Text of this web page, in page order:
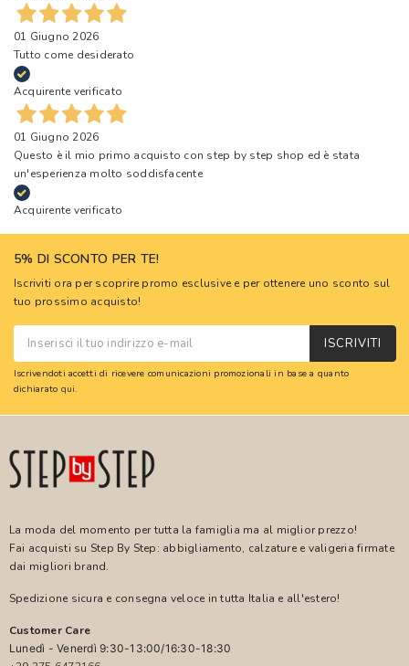
01 Giugno 2026
Tutto come desiderato
Acquirente verificato
01 Giugno 2026
Questo è il mio primo acquisto con step by step shop ed è stata
un'esperienza molto soddisfacente
Acquirente verificato
5% DI SCONTO PER TE!
Iscriviti ora per scoprire promo esclusive e per ottenere uno sconto sul
tuo prossimo acquisto!
ISCRIVITI
Iscrivendoti accetti di ricevere comunicazioni promozionali in base a quanto
dichiarato qui.
La moda del momento per tutta la famiglia ma al miglior prezzo!
Fai acquisti su Step By Step: abbigliamento, calzature e valigeria firmate
dai migliori brand.
Spedizione sicura e consegna veloce in tutta Italia e all'estero!
Customer Care
Lunedì - Venerdì 9:30-13:00/16:30-18:30